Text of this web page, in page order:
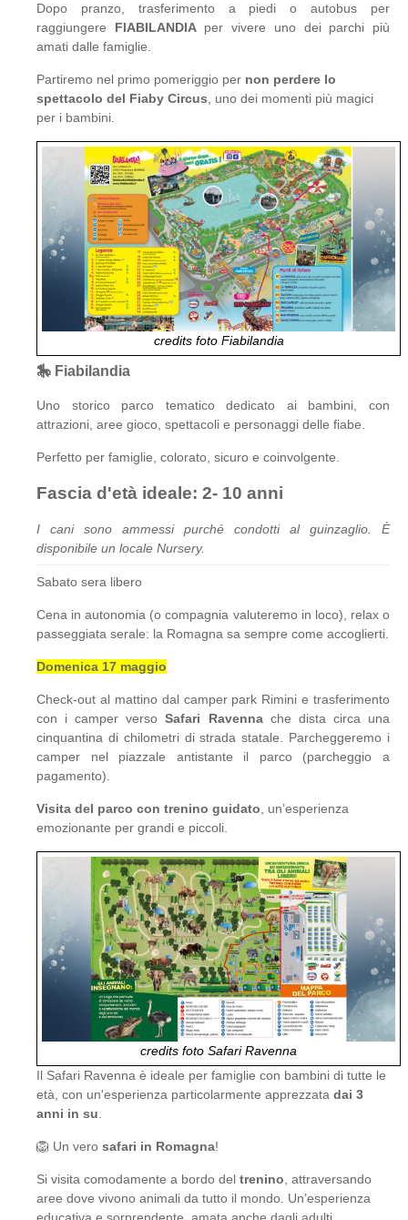
Dopo pranzo, trasferimento a piedi o autobus per
raggiungere FIABILANDIAper vivere uno dei parchi più
amati dalle famiglie.
Partiremo nel primo pomeriggio per non perdere lo
spettacolo del Fiaby Circus, uno dei momenti più magici
per i bambini.
credits foto Fiabilandia
🎠 Fiabilandia
Uno storico parco tematico dedicato ai bambini, con
attrazioni, aree gioco, spettacoli e personaggi delle fiabe.
Perfetto per famiglie, colorato, sicuro e coinvolgente.
Fascia d'età ideale: 2- 10 anni
I cani sono ammessi purché condotti al guinzaglio. È
disponibile un locale Nursery.
Sabato sera libero
Cena in autonomia (o compagnia valuteremo in loco), relax o
passeggiata serale: la Romagna sa sempre come accoglierti.
Domenica 17 maggio
Check-out al mattino dal camper park Rimini e trasferimento
con i camper versoSafari Ravennache dista circa una
cinquantina di chilometri di strada statale. Parcheggeremo i
camper nel piazzale antistante il parco (parcheggio a
pagamento).
Visita del parco con trenino guidato, un’esperienza
emozionante per grandi e piccoli.
credits foto Safari Ravenna
Il Safari Ravenna è ideale per famiglie con bambini di tutte le
età, con un'esperienza particolarmente apprezzata dai 3
anni in su.
🦁 Un vero safari in Romagna!
Si visita comodamente a bordo del trenino, attraversando
aree dove vivono animali da tutto il mondo. Un’esperienza